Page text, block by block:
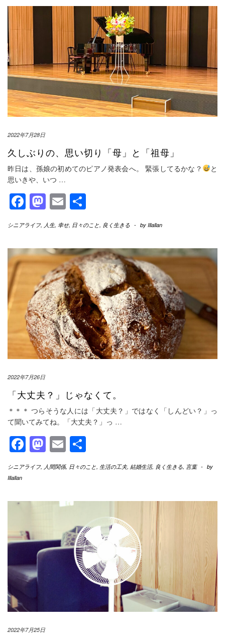
2022年7月28日
久しぶりの、思い切り「母」と「祖母」
昨日は、孫娘の初めてのピアノ発表会へ。 緊張してるかな？
と
思いきや、いつ …
Facebook
Mastodon
Email
有
シニアライフ, 人生, 幸せ, 日々のこと, 良く生きる - by Illallan
2022年7月26日
「大丈夫？」じゃなくて。
＊＊＊ つらそうな人には「大丈夫？」ではなく「しんどい？」っ
て聞いてみてね。「大丈夫？」っ …
Facebook
Mastodon
Email
有
シニアライフ, 人間関係, 日々のこと, 生活の工夫, 結婚生活, 良く生きる, 言葉 - by
Illallan
2022年7月25日